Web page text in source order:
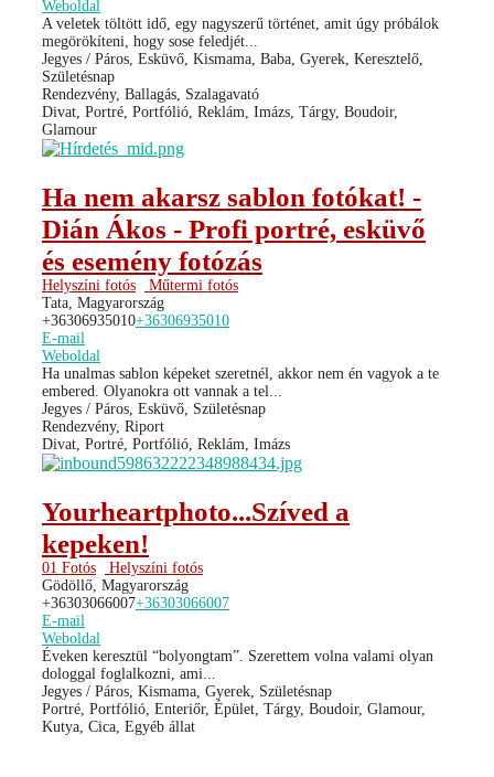
Weboldal
A veletek töltött idő, egy nagyszerű történet, amit úgy próbálok
megörökíteni, hogy sose feledjét...
Jegyes / Páros, Esküvő, Kismama, Baba, Gyerek, Keresztelő,
Születésnap
Rendezvény, Ballagás, Szalagavató
Divat, Portré, Portfólió, Reklám, Imázs, Tárgy, Boudoir,
Glamour
Ha nem akarsz sablon fotókat! -
Dián Ákos - Profi portré, esküvő
és esemény fotózás
Helyszíni fotós
Műtermi fotós
Tata, Magyarország
+36306935010+36306935010
E-mail
Weboldal
Ha unalmas sablon képeket szeretnél, akkor nem én vagyok a te
embered. Olyanokra ott vannak a tel...
Jegyes / Páros, Esküvő, Születésnap
Rendezvény, Riport
Divat, Portré, Portfólió, Reklám, Imázs
Yourheartphoto...Szíved a
kepeken!
01 Fotós
Helyszíni fotós
Gödöllő, Magyarország
+36303066007+36303066007
E-mail
Weboldal
Éveken keresztül “bolyongtam”. Szerettem volna valami olyan
dologgal foglalkozni, ami...
Jegyes / Páros, Kismama, Gyerek, Születésnap
Portré, Portfólió, Enteriőr, Épület, Tárgy, Boudoir, Glamour,
Kutya, Cica, Egyéb állat